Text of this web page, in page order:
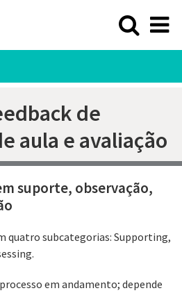
de
aula e avaliação
suporte, observação,
quatro subcategorias: Supporting,
em andamento; depende